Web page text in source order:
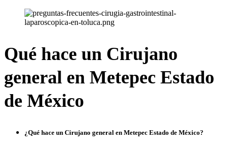
Qué hace un Cirujano
general en Metepec Estado
de México
¿Qué hace un Cirujano general en Metepec Estado de México?